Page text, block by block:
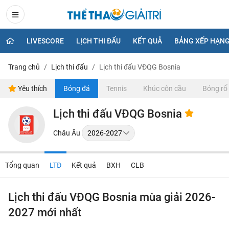
LIVESCORE LỊCH THI ĐẤU KẾT QUẢ BẢNG XẾP
Trang chủ Lịch thi đấu Lịch thi đấu VĐQG Bosnia
Yêu thích Bóng đá Tennis Khúc côn cầu Bóng rổ
Lịch thi đấu VĐQG Bosnia
Châu Âu
Tổng quan LTĐ Kết quả BXH CLB
Lịch thi đấu VĐQG Bosnia mùa giải 2026-
2027 mới nhất